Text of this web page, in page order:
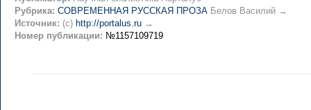
Рубрика: СОВРЕМЕННАЯ РУССКАЯ ПРОЗА Белов Василий →
Источник: (c) http://portalus.ru →
Номер публикации: №1157109719